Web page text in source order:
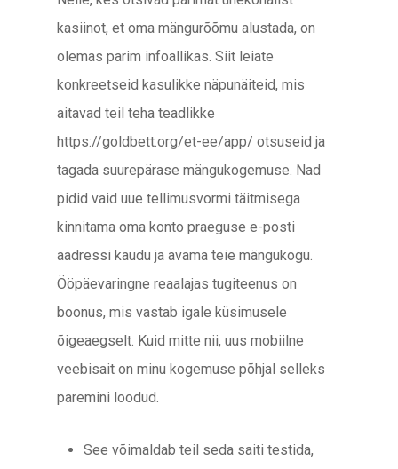
kasiinot, et oma mängurõõmu alustada, on
olemas parim infoallikas. Siit leiate
konkreetseid kasulikke näpunäiteid, mis
aitavad teil teha teadlikke
https://goldbett.org/et-ee/app/ otsuseid ja
tagada suurepärase mängukogemuse. Nad
pidid vaid uue tellimusvormi täitmisega
kinnitama oma konto praeguse e-posti
aadressi kaudu ja avama teie mängukogu.
Ööpäevaringne reaalajas tugiteenus on
boonus, mis vastab igale küsimusele
õigeaegselt. Kuid mitte nii, uus mobiilne
veebisait on minu kogemuse põhjal selleks
paremini loodud.
See võimaldab teil seda saiti testida,